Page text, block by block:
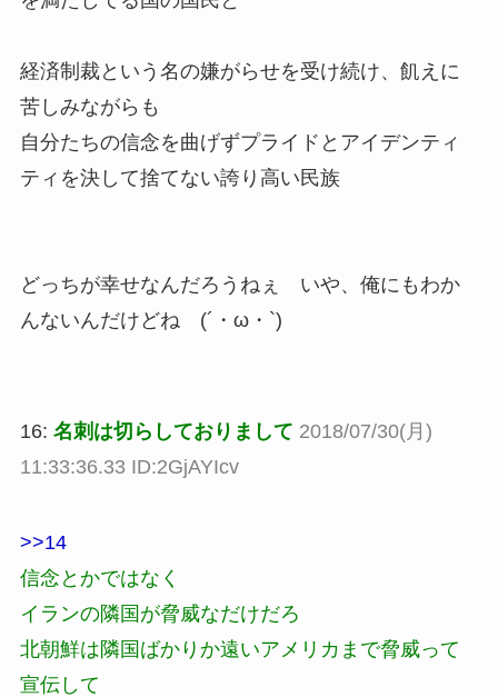
経済制裁という名の嫌がらせを受け続け、飢えに
苦しみながらも
自分たちの信念を曲げずプライドとアイデンティ
ティを決して捨てない誇り高い民族
どっちが幸せなんだろうねぇ いや、俺にもわか
んないんだけどね (´・ω・`)
16: 名刺は切らしておりまして 2018/07/30(月)
11:33:36.33 ID:2GjAYIcv
>>14
信念とかではなく
イランの隣国が脅威なだけだろ
北朝鮮は隣国ばかりか遠いアメリカまで脅威って
宣伝して